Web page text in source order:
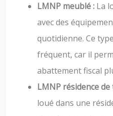
LMNP meublé : La
avec des
quotidienne. Ce
fréquent, car il
abattement fiscal
LMNP résidence
loué dans une